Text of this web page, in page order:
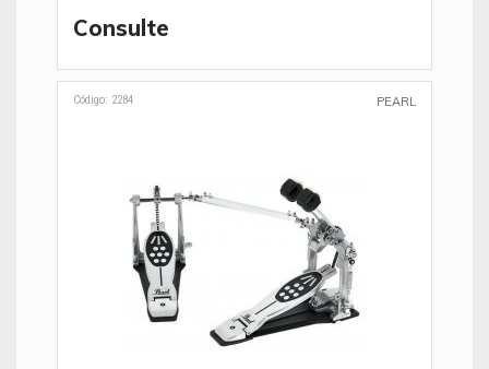
Consulte
Código: 2284 PEARL